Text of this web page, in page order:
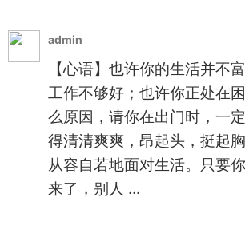
admin
【心语】也许你的生活并不
工作不够好；也许你正处在
么原因，请你在出门时，一
得清清爽爽，昂起头，挺起
从容自若地面对生活。只要
来了，别人 ...